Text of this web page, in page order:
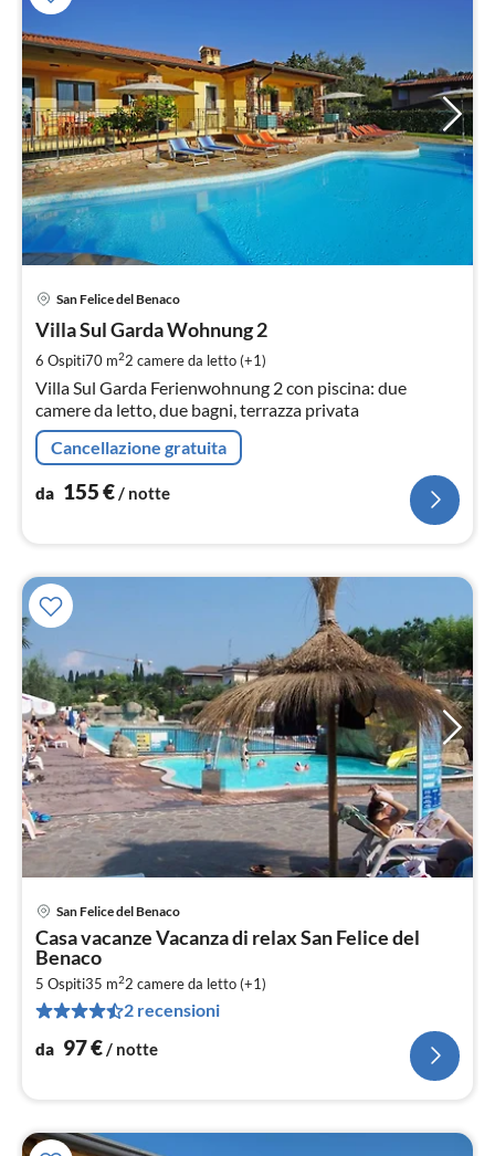
San Felice del Benaco
Villa Sul Garda Wohnung 2
6 Ospiti70 m22 camere da letto (+1)
Villa Sul Garda Ferienwohnung 2 con piscina: due
camere da letto, due bagni, terrazza privata
Cancellazione gratuita
da 155€/ notte
San Felice del Benaco
Casa vacanze Vacanza di relax San Felice del
Benaco
5 Ospiti35 m22 camere da letto (+1)
2 recensioni
da 97€/ notte